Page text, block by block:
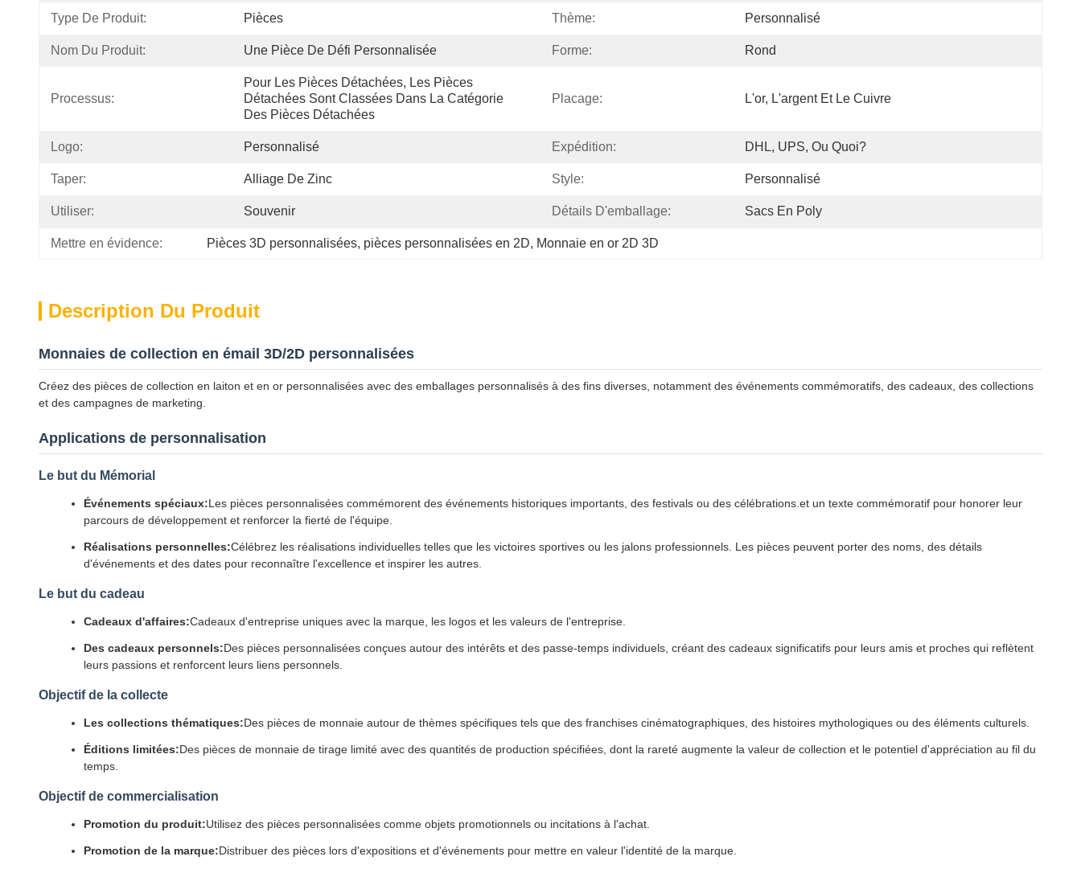
Type De Produit: Pièces Thème: Personnalisé
Nom Du Produit: Une Pièce De Défi Personnalisée Forme: Rond
Processus:
Pour Les Pièces Détachées, Les Pièces
Détachées Sont Classées Dans La Catégorie
Des Pièces Détachées
Placage: L'or, L'argent Et Le Cuivre
Logo: Personnalisé Expédition: DHL, UPS, Ou Quoi?
Taper: Alliage De Zinc Style: Personnalisé
Utiliser: Souvenir Détails D'emballage: Sacs En Poly
Mettre en évidence: Pièces 3D personnalisées, pièces personnalisées en 2D, Monnaie en or 2D 3D
Description Du Produit
Monnaies de collection en émail 3D/2D personnalisées
Créez des pièces de collection en laiton et en or personnalisées avec des emballages personnalisés à des fins diverses, notamment des événements commémoratifs, des cadeaux, des collections
et des campagnes de marketing.
Applications de personnalisation
Le but du Mémorial
Événements spéciaux:Les pièces personnalisées commémorent des événements historiques importants, des festivals ou des célébrations.et un texte commémoratif pour honorer leur
parcours de développement et renforcer la fierté de l'équipe.
Réalisations personnelles:Célébrez les réalisations individuelles telles que les victoires sportives ou les jalons professionnels. Les pièces peuvent porter des noms, des détails
d'événements et des dates pour reconnaître l'excellence et inspirer les autres.
Le but du cadeau
Cadeaux d'affaires:Cadeaux d'entreprise uniques avec la marque, les logos et les valeurs de l'entreprise.
Des cadeaux personnels:Des pièces personnalisées conçues autour des intérêts et des passe-temps individuels, créant des cadeaux significatifs pour leurs amis et proches qui reflètent
leurs passions et renforcent leurs liens personnels.
Objectif de la collecte
Les collections thématiques:Des pièces de monnaie autour de thèmes spécifiques tels que des franchises cinématographiques, des histoires mythologiques ou des éléments culturels.
Éditions limitées:Des pièces de monnaie de tirage limité avec des quantités de production spécifiées, dont la rareté augmente la valeur de collection et le potentiel d'appréciation au fil du
temps.
Objectif de commercialisation
Promotion du produit:Utilisez des pièces personnalisées comme objets promotionnels ou incitations à l'achat.
Promotion de la marque:Distribuer des pièces lors d'expositions et d'événements pour mettre en valeur l'identité de la marque.